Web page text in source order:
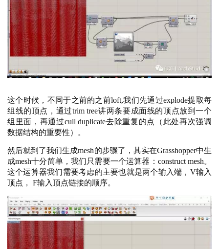
建
筑
专
极
速
工
作
流
这个时候，不同于之前的之前loft,我们先通过explode提取每
组线的顶点，通过trim tree讲两条要成面线的顶点放到一个
组里面，再通过cull duplicate去除重复的点（此处再次强调
数据结构的重要性）。
然后就到了我们生成mesh的步骤了，其实在Grasshopper中生
成mesh十分简单，我们只需要一个运算器：construct mesh。
这个运算器我们需要考虑的主要也就是两个输入端，V输入
顶点， F输入顶点链接的顺序。